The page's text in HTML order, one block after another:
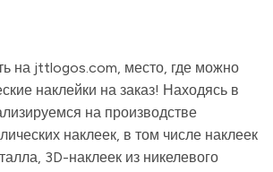
на jttlogos.com, место, где можно
наклейки на заказ! Находясь в
на производстве
наклеек, в том числе наклеек
3D-наклеек из никелевого